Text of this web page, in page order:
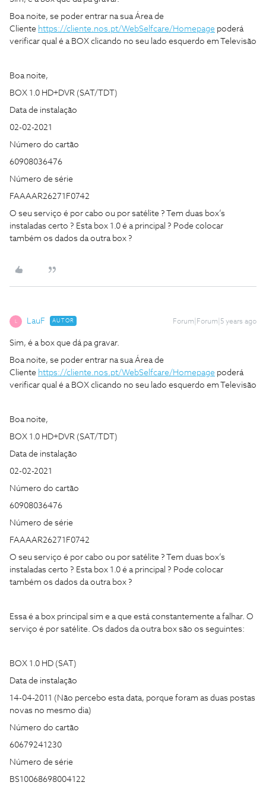
Boa noite, se poder entrar na sua Área de
Cliente https://cliente.nos.pt/WebSelfcare/Homepage poderá
verificar qual é a BOX clicando no seu lado esquerdo em Televisão
Boa noite,
BOX 1.0 HD+DVR (SAT/TDT)
Data de instalação
02-02-2021
Número do cartão
60908036476
Número de série
FAAAAR26271F0742
O seu serviço é por cabo ou por satélite ? Tem duas box’s
instaladas certo ? Esta box 1.0 é a principal ? Pode colocar
também os dados da outra box ?
LauF AUTOR Forum|Forum|5 years ago
Sim, é a box que dá pa gravar.
Boa noite, se poder entrar na sua Área de
Cliente https://cliente.nos.pt/WebSelfcare/Homepage poderá
verificar qual é a BOX clicando no seu lado esquerdo em Televisão
Boa noite,
BOX 1.0 HD+DVR (SAT/TDT)
Data de instalação
02-02-2021
Número do cartão
60908036476
Número de série
FAAAAR26271F0742
O seu serviço é por cabo ou por satélite ? Tem duas box’s
instaladas certo ? Esta box 1.0 é a principal ? Pode colocar
também os dados da outra box ?
Essa é a box principal sim e a que está constantemente a falhar. O
serviço é por satélite. Os dados da outra box são os seguintes:
BOX 1.0 HD (SAT)
Data de instalação
14-04-2011 (Não percebo esta data, porque foram as duas postas
novas no mesmo dia)
Número do cartão
60679241230
Número de série
BS10068698004122